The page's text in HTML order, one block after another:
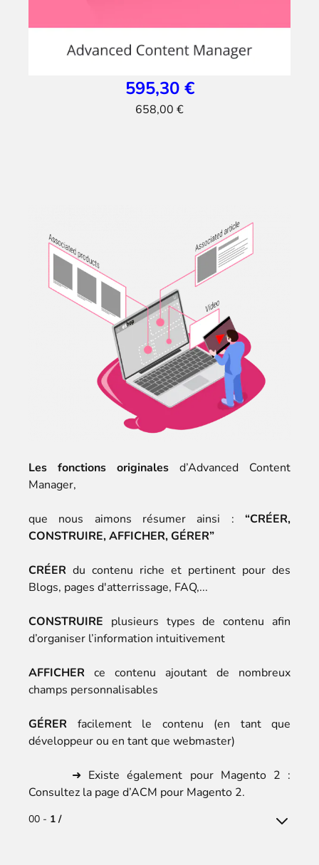
595,30 €
658,00 €
Les fonctions originales d’Advanced Content
Manager,
que nous aimons résumer ainsi : “CRÉER,
CONSTRUIRE, AFFICHER, GÉRER”
CRÉER du contenu riche et pertinent pour des
Blogs, pages d'atterrissage, FAQ,...
CONSTRUIRE plusieurs types de contenu afin
d’organiser l’information intuitivement
AFFICHER ce contenu ajoutant de nombreux
champs personnalisables
GÉRER facilement le contenu (en tant que
développeur ou en tant que webmaster)
➜ Existe également pour Magento 2 :
Consultez la page d’ACM pour Magento 2.
00 - 1 /